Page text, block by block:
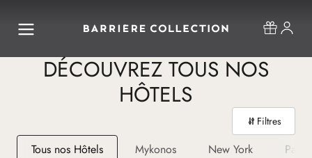
DÉCOUVREZ TOUS NOS
HÔTELS
Tous nos Hôtels Mykonos New York Paris
Filtres